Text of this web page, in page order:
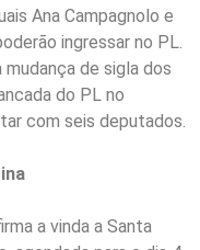
Ana Campagnolo e
ingressar no PL.
de sigla dos
do PL no
com seis deputados.
a vinda a Santa